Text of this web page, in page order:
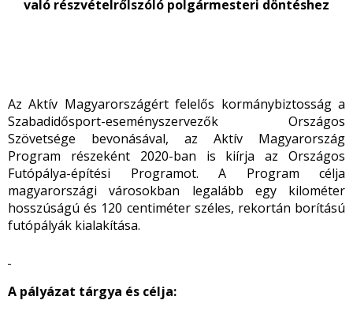
való részvételrőlszóló polgármesteri döntéshez
Az Aktív Magyarországért felelős kormánybiztosság a
Szabadidősport-eseményszervezők Országos
Szövetsége bevonásával, az Aktív Magyarország
Program részeként 2020-ban is kiírja az Országos
Futópálya-építési Programot. A Program célja
magyarországi városokban legalább egy kilométer
hosszúságú és 120 centiméter széles, rekortán borítású
futópályák kialakítása.
A pályázat tárgya és célja: